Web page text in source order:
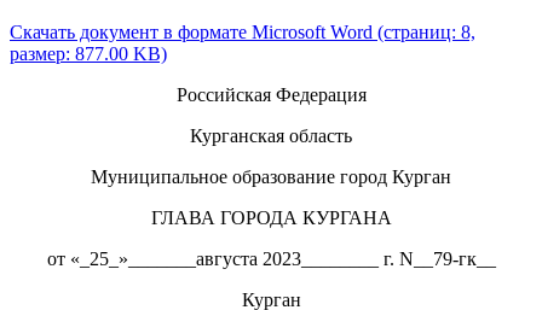
Скачать документ в формате Microsoft Word (страниц: 8,
размер: 877.00 KB)
Российская Федерация
Курганская область
Муниципальное образование город Курган
ГЛАВА ГОРОДА КУРГАНА
от «_25_»_______августа 2023________ г. N__79-гк__
Курган